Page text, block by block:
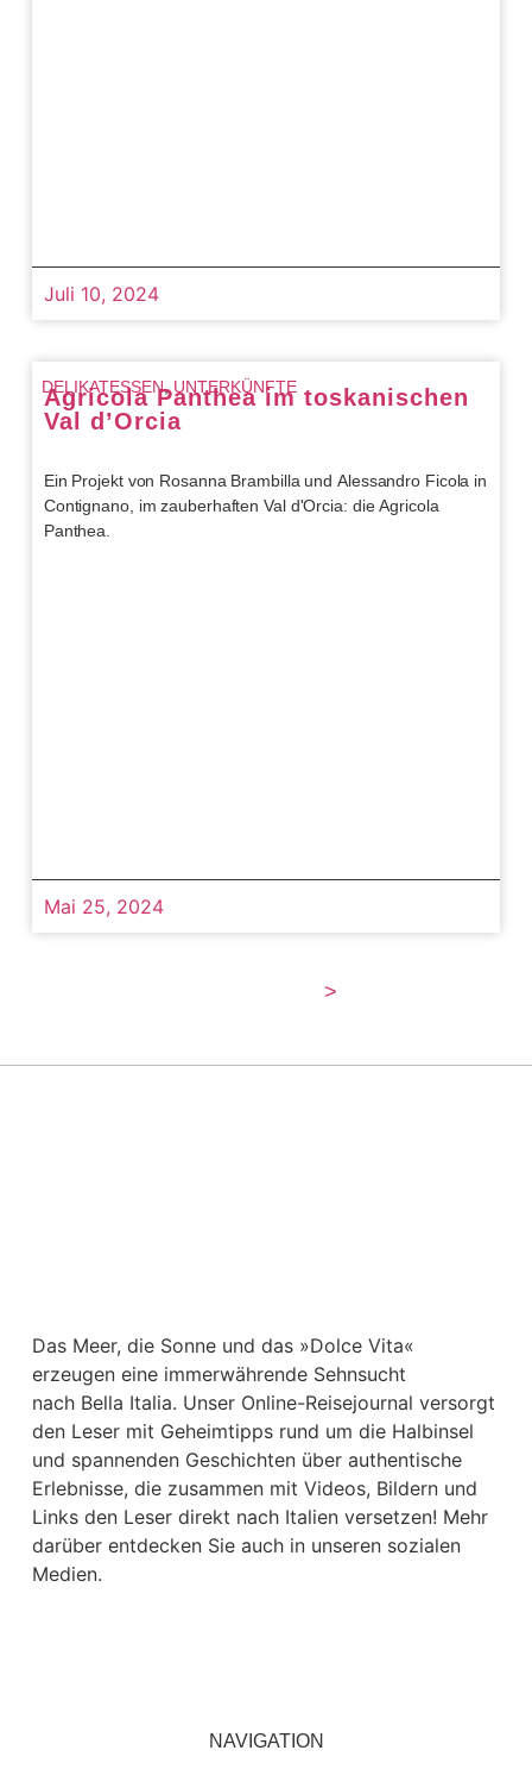
Juli 10, 2024
DELIKATESSEN,UNTERKÜNFTE
Agricola Panthea im toskanischen
Val d’Orcia
Ein Projekt von Rosanna Brambilla und Alessandro Ficola in
Contignano, im zauberhaften Val d'Orcia: die Agricola
Panthea.
Mai 25, 2024
>
Das Meer, die Sonne und das »Dolce Vita«
erzeugen eine immerwährende Sehnsucht
nach Bella Italia. Unser Online-Reisejournal versorgt
den Leser mit Geheimtipps rund um die Halbinsel
und spannenden Geschichten über authentische
Erlebnisse, die zusammen mit Videos, Bildern und
Links den Leser direkt nach Italien versetzen! Mehr
darüber entdecken Sie auch in unseren sozialen
Medien.
NAVIGATION